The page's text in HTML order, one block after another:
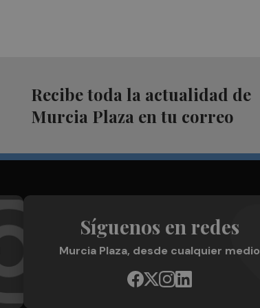
Recibe toda la actualidad de
Murcia Plaza en tu correo
Síguenos en redes
Murcia Plaza, desde cualquier medio